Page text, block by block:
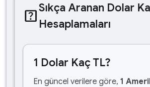
help_centerSıkça Aranan Dolar
Hesaplamaları
1 Dolar Kaç TL?
En güncel verilere göre, 1